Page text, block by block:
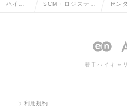
ハイク SCM・ロジスティ セン
車管理
若手ハイキャ
利用規約